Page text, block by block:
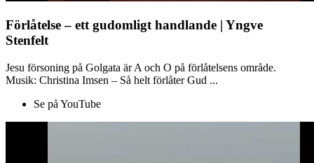
Förlåtelse – ett gudomligt handlande | Yngve
Stenfelt
Jesu försoning på Golgata är A och O på förlåtelsens område.
Musik: Christina Imsen – Så helt förlåter Gud ...
Se på YouTube